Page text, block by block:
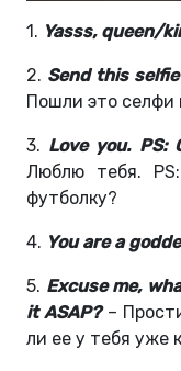
1. Yasss, queen/
2. Send this
Пошли это
3. Love you.
Люблю тебя.
футболку?
4. You are a
5. Excuse me,
it ASAP?–
ли ее у тебя уже